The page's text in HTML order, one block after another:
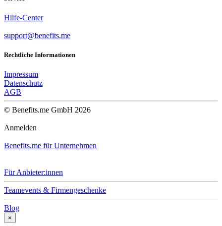
Hilfe-Center
support@benefits.me
Rechtliche Informationen
Impressum
Datenschutz
AGB
© Benefits.me GmbH 2026
Anmelden
Benefits.me für Unternehmen
Für Anbieter:innen
Teamevents & Firmengeschenke
Blog
×